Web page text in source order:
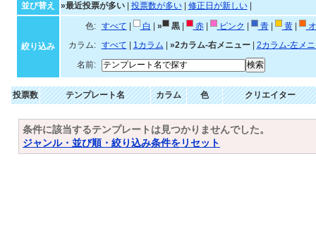
並び替え
»最近投票が多い| 投票数が多い| 修正日が新しい|
絞り込み
色: すべて 白 » 黒| 赤| ピンク 青| 黄|
カラム:
すべて 1カラム »2カラム-右メニュー| 2カラム-左メ
名前:
投票数 テンプレート名 カラム 色 クリエイター
条件に該当するテンプレートは見つかりませんでした。
ジャンル・並び順・絞り込み条件をリセット